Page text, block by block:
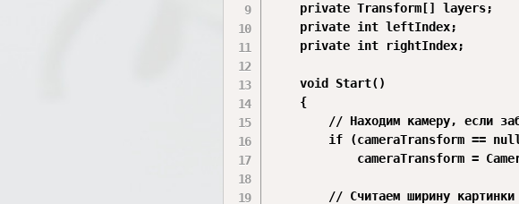
private Transform[] layers;
    private int leftIndex;
    private int rightIndex;
    void Start()
    {
// Находим камеру, если
if (cameraTransform ==
cameraTransform =
// Считаем ширину